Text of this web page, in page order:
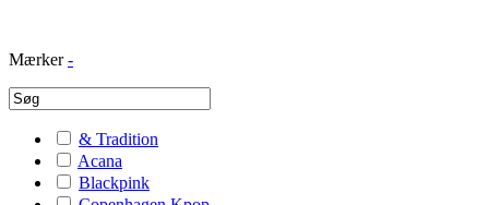
Mærker -
& Tradition
Acana
Blackpink